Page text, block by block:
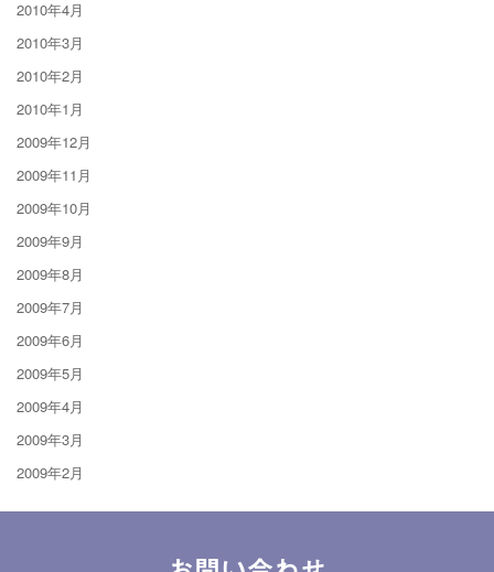
2010年4月
2010年3月
2010年2月
2010年1月
2009年12月
2009年11月
2009年10月
2009年9月
2009年8月
2009年7月
2009年6月
2009年5月
2009年4月
2009年3月
2009年2月